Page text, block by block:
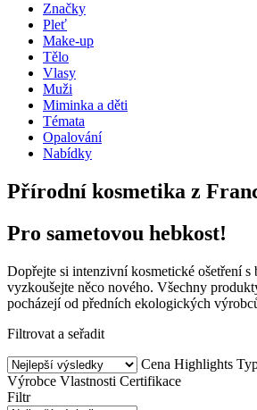
Značky
Pleť
Make-up
Tělo
Vlasy
Muži
Miminka a děti
Témata
Opalování
Nabídky
Přírodní kosmetika z
Pro sametovou hebkost!
Dopřejte si intenzivní kosmetické ošetření
vyzkoušejte něco nového. Všechny
pocházejí od předních ekologických
Filtrovat a seřadit
Cena Highlights
Výrobce Vlastnosti Certifikace
Filtr